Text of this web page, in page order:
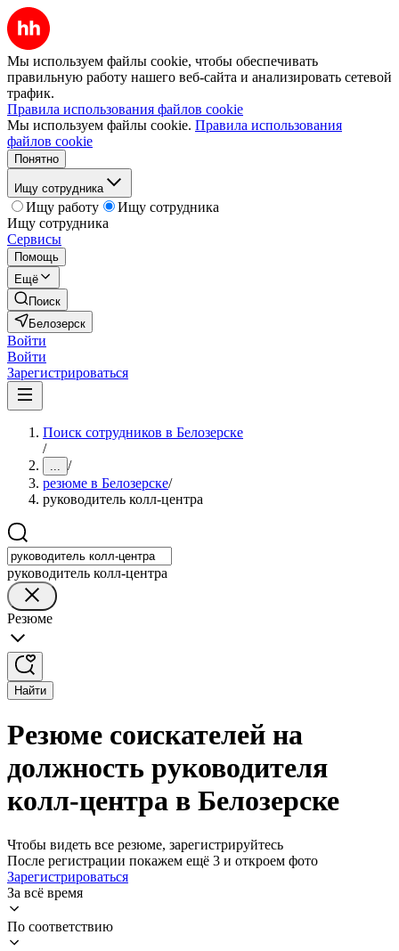
Мы используем файлы cookie, чтобы обеспечивать
правильную работу нашего веб-сайта и анализировать сетевой
трафик.
Правила использования файлов cookie
Мы используем файлы cookie. Правила использования
файлов cookie
Понятно
Ищу сотрудника
Ищу работу
Ищу сотрудника
Ищу сотрудника
Сервисы
Помощь
Ещё
Поиск
Белозерск
Войти
Войти
Зарегистрироваться
Поиск сотрудников в Белозерске
/
... /
резюме в Белозерске/
руководитель колл-центра
руководитель колл-центра
Резюме
Найти
Резюме соискателей на
должность руководителя
колл-центра в Белозерске
Чтобы видеть все резюме, зарегистрируйтесь
После регистрации покажем ещё 3 и откроем фото
Зарегистрироваться
За всё время
По соответствию